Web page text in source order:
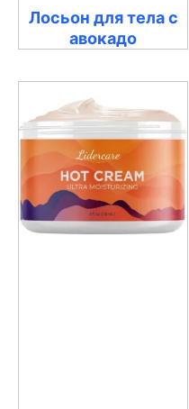
Лосьон для тела с
авокадо